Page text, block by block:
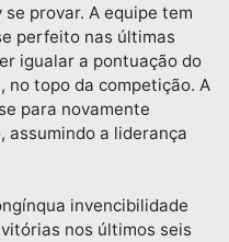
provar. A equipe tem
perfeito nas últimas
igualar a pontuação do
topo da competição. A
para novamente
assumindo a liderança
invencibilidade
nos últimos seis